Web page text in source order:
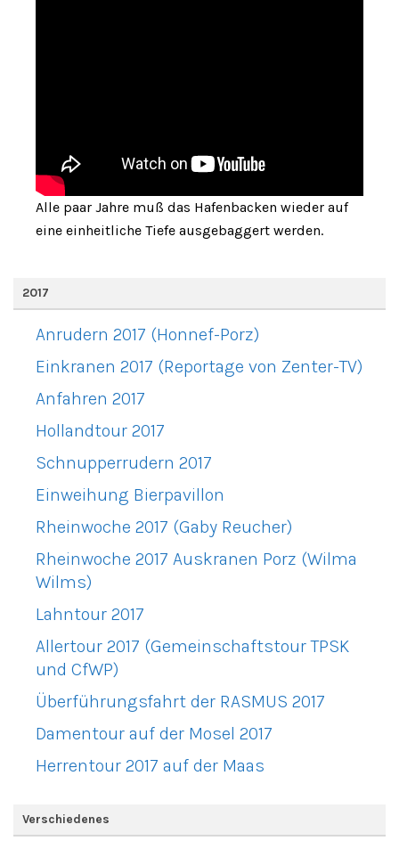
Alle paar Jahre muß das Hafenbacken wieder auf
eine einheitliche Tiefe ausgebaggert werden.
2017
Anrudern 2017 (Honnef-Porz)
Einkranen 2017 (Reportage von Zenter-TV)
Anfahren 2017
Hollandtour 2017
Schnupperrudern 2017
Einweihung Bierpavillon
Rheinwoche 2017 (Gaby Reucher)
Rheinwoche 2017 Auskranen Porz (Wilma
Wilms)
Lahntour 2017
Allertour 2017 (Gemeinschaftstour TPSK
und CfWP)
Überführungsfahrt der RASMUS 2017
Damentour auf der Mosel 2017
Herrentour 2017 auf der Maas
Verschiedenes